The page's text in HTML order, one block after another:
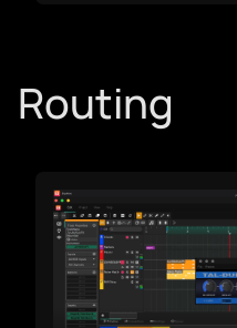
Català
Czech
Dansk
Routing